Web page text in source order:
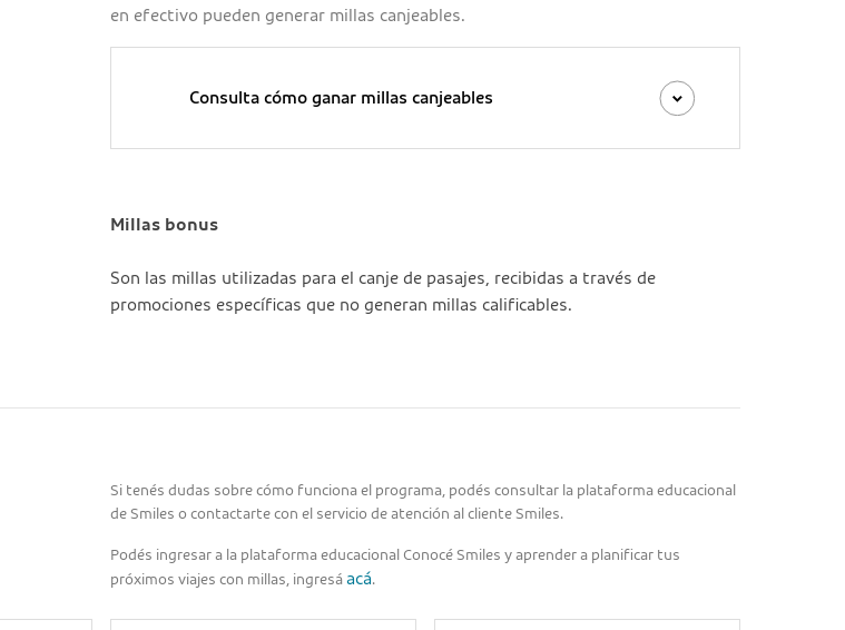
en efectivo pueden generar millas canjeables.
Consulta cómo ganar millas canjeables
Millas bonus
Son las millas utilizadas para el canje de pasajes, recibidas a través de
promociones específicas que no generan millas calificables.
Si tenés dudas sobre cómo funciona el programa, podés consultar la plataforma educacional
de Smiles o contactarte con el servicio de atención al cliente Smiles.
Podés ingresar a la plataforma educacional Conocé Smiles y aprender a planificar tus
próximos viajes con millas, ingresá acá.